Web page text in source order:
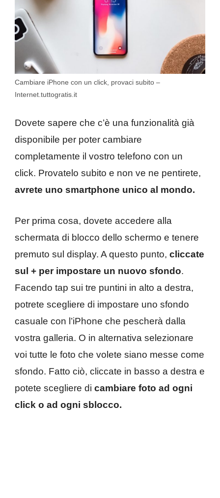
Cambiare iPhone con un click, provaci subito –
Internet.tuttogratis.it
Dovete sapere che c’è una funzionalità già
disponibile per poter cambiare
completamente il vostro telefono con un
click. Provatelo subito e non ve ne pentirete,
avrete uno smartphone unico al mondo.
Per prima cosa, dovete accedere alla
schermata di blocco dello schermo e tenere
premuto sul display. A questo punto, cliccate
sul + per impostare un nuovo sfondo.
Facendo tap sui tre puntini in alto a destra,
potrete scegliere di impostare uno sfondo
casuale con l’iPhone che pescherà dalla
vostra galleria. O in alternativa selezionare
voi tutte le foto che volete siano messe come
sfondo. Fatto ciò, cliccate in basso a destra e
potete scegliere di cambiare foto ad ogni
click o ad ogni sblocco.